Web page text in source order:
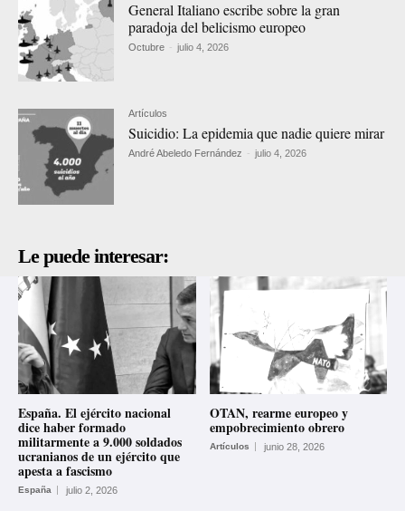
General Italiano escribe sobre la gran
paradoja del belicismo europeo
Octubre - julio 4, 2026
Artículos
Suicidio: La epidemia que nadie quiere mirar
André Abeledo Fernández - julio 4, 2026
Le puede interesar:
España. El ejército nacional
dice haber formado
militarmente a 9.000 soldados
ucranianos de un ejército que
apesta a fascismo
España julio 2, 2026
OTAN, rearme europeo y
empobrecimiento obrero
Artículos junio 28, 2026